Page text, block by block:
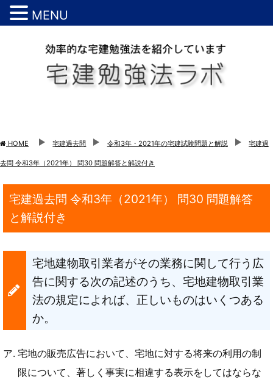
HOME 宅建過去問 令和3年・2021年の宅建試験問題と解説 宅建過
去問 令和3年（2021年） 問30 問題解答と解説付き
宅建過去問 令和3年（2021年） 問30 問題解答
と解説付き
宅地建物取引業者がその業務に関して行う広
告に関する次の記述のうち、宅地建物取引業
法の規定によれば、正しいものはいくつある
か。
宅地の販売広告において、宅地に対する将来の利用の制
限について、著しく事実に相違する表示をしてはならな
MENU